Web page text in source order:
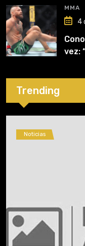
MMA
4
vez:
Trending
Noticias